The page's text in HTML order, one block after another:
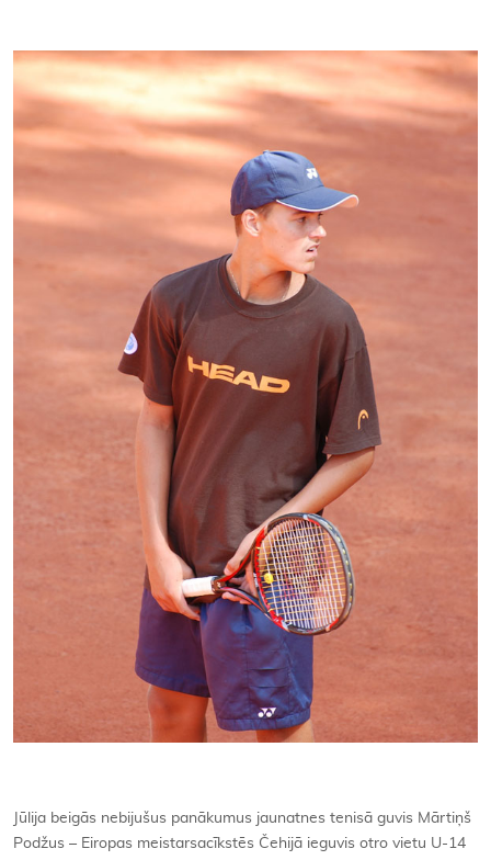
Jūlija beigās nebijušus panākumus jaunatnes tenisā guvis Mārtiņš
Podžus – Eiropas meistarsacīkstēs Čehijā ieguvis otro vietu U-14